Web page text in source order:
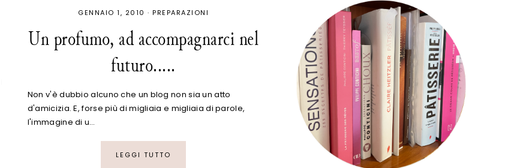
GENNAIO 1, 2010 · PREPARAZIONI
Un profumo, ad accompagnarci nel
futuro.....
Non v'è dubbio alcuno che un blog non sia un atto
d'amicizia. E, forse più di migliaia e migliaia di parole,
l'immagine di u…
LEGGI TUTTO